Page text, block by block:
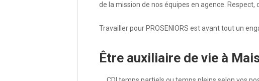
de la mission de nos équipes en agence.
Travailler pour PROSENIORS est avant tout un
Être auxiliaire de vie à